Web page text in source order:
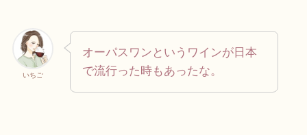
いちご
オーパスワンというワインが日本
で流行った時もあったな。